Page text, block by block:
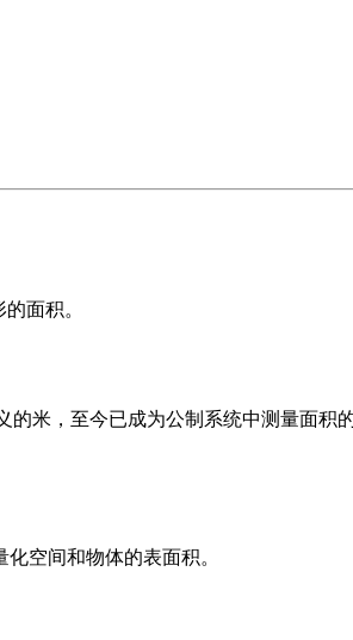
面积。
的米，至今已成为公制系统中测量面积
空间和物体的表面积。